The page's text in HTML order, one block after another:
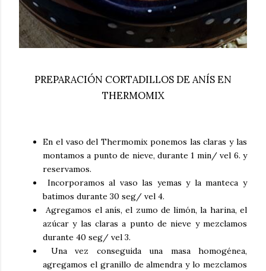
PREPARACIÓN CORTADILLOS DE ANÍS EN
THERMOMIX
En el vaso del Thermomix ponemos las claras y las
montamos a punto de nieve, durante 1 min/ vel 6. y
reservamos.
Incorporamos al vaso las yemas y la manteca y
batimos durante 30 seg/ vel 4.
Agregamos el anís, el zumo de limón, la harina, el
azúcar y las claras a punto de nieve y mezclamos
durante 40 seg/ vel 3.
Una vez conseguida una masa homogénea,
agregamos el granillo de almendra y lo mezclamos